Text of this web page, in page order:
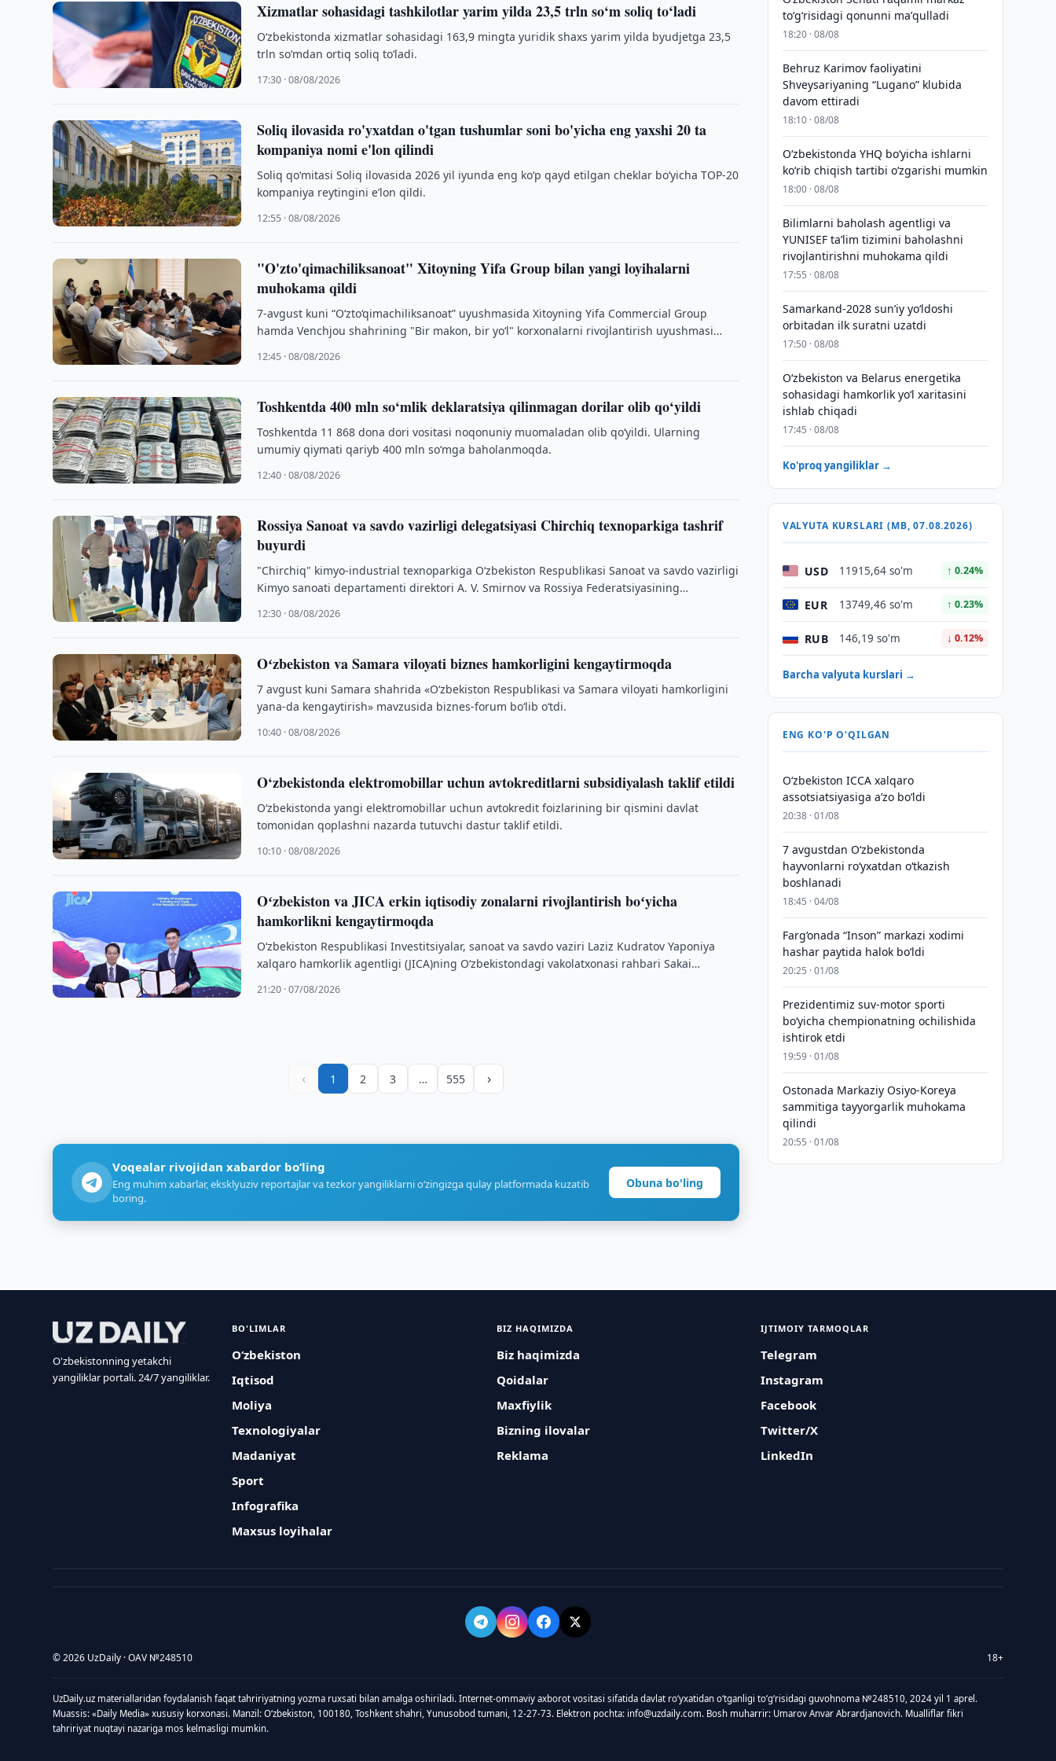
Xizmatlar sohasidagi tashkilotlar yarim yilda 23,5 trln so‘m soliq to‘ladi
O‘zbekistonda xizmatlar sohasidagi 163,9 mingta yuridik shaxs yarim yilda byudjetga 23,5
trln so‘mdan ortiq soliq to‘ladi.
17:30 · 08/08/2026
Soliq ilovasida ro'yxatdan o'tgan tushumlar soni bo'yicha eng yaxshi 20 ta
kompaniya nomi e'lon qilindi
Soliq qo‘mitasi Soliq ilovasida 2026 yil iyunda eng ko‘p qayd etilgan cheklar bo‘yicha TOP-20
kompaniya reytingini eʼlon qildi.
12:55 · 08/08/2026
"O'zto'qimachiliksanoat" Xitoyning Yifa Group bilan yangi loyihalarni
muhokama qildi
7-avgust kuni “O‘zto‘qimachiliksanoat” uyushmasida Xitoyning Yifa Commercial Group
hamda Venchjou shahrining "Bir makon, bir yo‘l" korxonalarni rivojlantirish uyushmasi
12:45 · 08/08/2026
Toshkentda 400 mln so‘mlik deklaratsiya qilinmagan dorilar olib qo‘yildi
Toshkentda 11 868 dona dori vositasi noqonuniy muomaladan olib qo‘yildi. Ularning
umumiy qiymati qariyb 400 mln so‘mga baholanmoqda.
12:40 · 08/08/2026
Rossiya Sanoat va savdo vazirligi delegatsiyasi Chirchiq texnoparkiga tashrif
buyurdi
"Chirchiq" kimyo-industrial texnoparkiga O‘zbekiston Respublikasi Sanoat va savdo vazirligi
Kimyo sanoati departamenti direktori A. V. Smirnov va Rossiya Federatsiyasining
12:30 · 08/08/2026
Oʻzbekiston va Samara viloyati biznes hamkorligini kengaytirmoqda
7 avgust kuni Samara shahrida «O‘zbekiston Respublikasi va Samara viloyati hamkorligini
yana-da kengaytirish» mavzusida biznes-forum bo‘lib o‘tdi.
10:40 · 08/08/2026
O‘zbekistonda elektromobillar uchun avtokreditlarni subsidiyalash taklif etildi
O‘zbekistonda yangi elektromobillar uchun avtokredit foizlarining bir qismini davlat
tomonidan qoplashni nazarda tutuvchi dastur taklif etildi.
10:10 · 08/08/2026
Oʻzbekiston va JICA erkin iqtisodiy zonalarni rivojlantirish boʻyicha
hamkorlikni kengaytirmoqda
O‘zbekiston Respublikasi Investitsiyalar, sanoat va savdo vaziri Laziz Kudratov Yaponiya
xalqaro hamkorlik agentligi (JICA)ning O‘zbekistondagi vakolatxonasi rahbari Sakai
21:20 · 07/08/2026
‹ 1 2 3 … 555 ›
Voqealar rivojidan xabardor bo‘ling
Eng muhim xabarlar, eksklyuziv reportajlar va tezkor yangiliklarni o‘zingizga qulay platformada kuzatib
boring.
Obuna bo'ling
toʻgʻrisidagi qonunni maʼqulladi
18:20 · 08/08
Behruz Karimov faoliyatini
Shveysariyaning “Lugano” klubida
davom ettiradi
18:10 · 08/08
O‘zbekistonda YHQ bo‘yicha ishlarni
ko‘rib chiqish tartibi o‘zgarishi mumkin
18:00 · 08/08
Bilimlarni baholash agentligi va
YUNISEF taʼlim tizimini baholashni
rivojlantirishni muhokama qildi
17:55 · 08/08
Samarkand-2028 sunʼiy yo‘ldoshi
orbitadan ilk suratni uzatdi
17:50 · 08/08
Oʻzbekiston va Belarus energetika
sohasidagi hamkorlik yoʻl xaritasini
ishlab chiqadi
17:45 · 08/08
Ko'proq yangiliklar →
VALYUTA KURSLARI (MB, 07.08.2026)
USD 11915,64 so'm ↑ 0.24%
EUR 13749,46 so'm ↑ 0.23%
RUB 146,19 so'm ↓ 0.12%
Barcha valyuta kurslari →
ENG KO'P O'QILGAN
O‘zbekiston ICCA xalqaro
assotsiatsiyasiga aʼzo bo‘ldi
20:38 · 01/08
7 avgustdan O‘zbekistonda
hayvonlarni ro‘yxatdan o‘tkazish
boshlanadi
18:45 · 04/08
Farg‘onada “Inson” markazi xodimi
hashar paytida halok bo‘ldi
20:25 · 01/08
Prezidentimiz suv-motor sporti
bo‘yicha chempionatning ochilishida
ishtirok etdi
19:59 · 01/08
Ostonada Markaziy Osiyo-Koreya
sammitiga tayyorgarlik muhokama
qilindi
20:55 · 01/08
O'zbekistonning yetakchi
yangiliklar portali. 24/7 yangiliklar.
BO'LIMLAR
O‘zbekiston
Iqtisod
Moliya
Texnologiyalar
Madaniyat
Sport
Infografika
Maxsus loyihalar
BIZ HAQIMIZDA
Biz haqimizda
Qoidalar
Maxfiylik
Bizning ilovalar
Reklama
IJTIMOIY TARMOQLAR
Telegram
Instagram
Facebook
Twitter/X
LinkedIn
© 2026 UzDaily · OAV №248510 18+
UzDaily.uz materiallaridan foydalanish faqat tahririyatning yozma ruxsati bilan amalga oshiriladi. Internet-ommaviy axborot vositasi sifatida davlat roʻyxatidan oʻtganligi toʻgʻrisidagi guvohnoma №248510, 2024 yil 1 aprel.
Muassis: «Daily Media» xususiy korxonasi. Manzil: Oʻzbekiston, 100180, Toshkent shahri, Yunusobod tumani, 12-27-73. Elektron pochta: info@uzdaily.com. Bosh muharrir: Umarov Anvar Abrardjanovich. Mualliflar fikri
tahririyat nuqtayi nazariga mos kelmasligi mumkin.